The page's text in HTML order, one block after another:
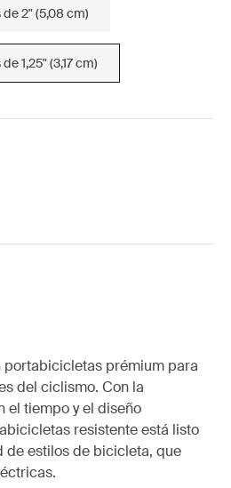
2" (5,08 cm)
1,25" (3,17 cm)
portabicicletas prémium para
del ciclismo. Con la
el tiempo y el diseño
resistente está listo
de estilos de bicicleta, que